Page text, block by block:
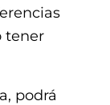
tener
podrá